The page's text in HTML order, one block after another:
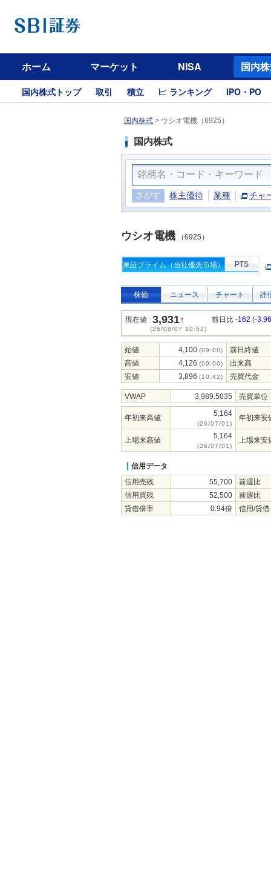
ホーム マーケット NISA 国内
国内株式トップ 取引 積立 ランキング IPO・PO
国内株式 > ウシオ電機（6925）
国内株式
さがす 株主優待 業種 チャ
ウシオ電機 （6925）
東証プライム（当社優先市場） PTS
株価 ニュース チャート 評
現在値 3,931↑
(26/08/07 10:52)
前日比 -162 (-
始値 4,100 (09:00)
前日終値
高値
4,126 (09:00)
出来高
安値
3,896 (10:42) 売買代金
VWAP 3,989.5035 売買単位
年初来高値 5,164
(26/07/01)
年初来安
上場来高値 5,164
(26/07/01)
上場来安
信用データ
信用売残
55,700
前週比
信用買残
52,500
前週比
貸借倍率
0.94倍 信用/貸借